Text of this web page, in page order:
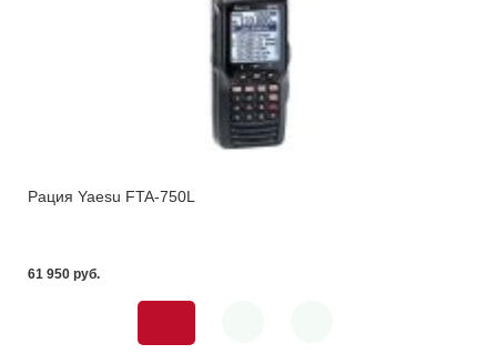
Рация Yaesu FTA-750L
61 950 pуб.